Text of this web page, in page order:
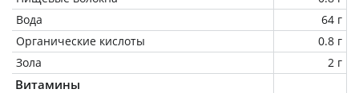
Вода
64 г
Органические кислоты
0.8 г
Зола
2 г
Витамины